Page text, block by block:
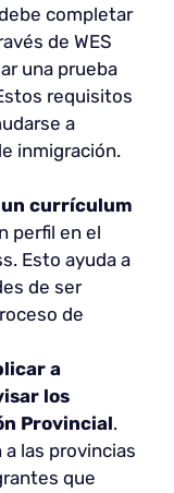
completar
de WES
una prueba
requisitos
a
inmigración.
currículum
perfil en el
Esto ayuda a
de ser
de
a
los
Provincial.
las provincias
que